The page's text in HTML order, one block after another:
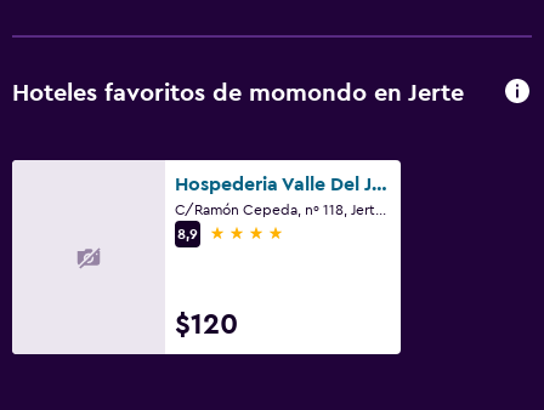
Hoteles favoritos de momondo en Jerte
Hospederia Valle Del Jerte
8,9
4 estrellas
$120